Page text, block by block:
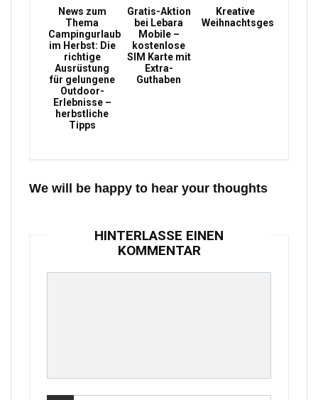
News zum
Thema
Campingurlaub
im Herbst: Die
richtige
Ausrüstung
für gelungene
Outdoor-
Erlebnisse –
herbstliche
Tipps
Gratis-Aktion
bei Lebara
Mobile –
kostenlose
SIM Karte mit
Extra-
Guthaben
Kreative
Weihnachtsgeschenke
We will be happy to hear your thoughts
HINTERLASSE EINEN
KOMMENTAR